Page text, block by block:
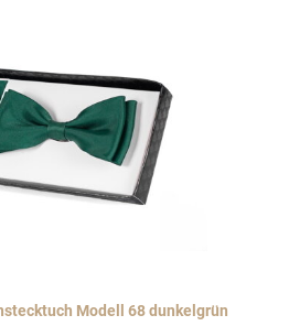
Modell 68 dunkelgrün